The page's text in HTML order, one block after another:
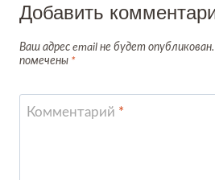
Добавить
Ваш адрес email не будет опубликован.
помечены *
Комментарий *